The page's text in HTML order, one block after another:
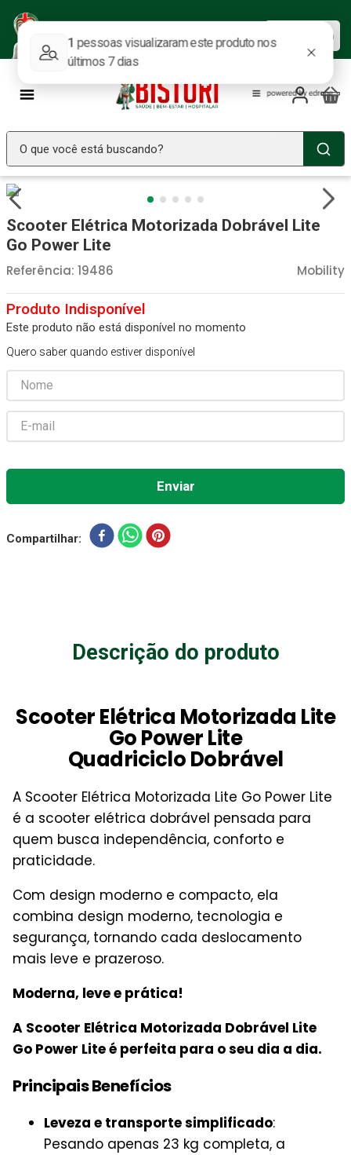
ofertas.
Baixar agora
O que você está buscando?
Scooter Elétrica Motorizada Dobrável Lite
Go Power Lite
Mobility
Referência: 19486
Este produto não está disponível no momento
Quero saber quando estiver disponível
Compartilhar
Descrição do produto
Scooter Elétrica Motorizada Lite
Go Power Lite
Quadriciclo Dobrável
A Scooter Elétrica Motorizada Lite Go Power Lite
é a scooter elétrica dobrável pensada para
quem busca independência, conforto e
praticidade.
Com design moderno e compacto, ela
combina design moderno, tecnologia e
segurança, tornando cada deslocamento
mais leve e prazeroso.
Moderna, leve e prática!
A Scooter Elétrica Motorizada Dobrável Lite
Go Power Lite é perfeita para o seu dia a dia.
Principais Benefícios
Leveza e transporte simplificado:
Pesando apenas 23 kg completa, a
2º Fralda Geriatrica
3º Luva Latex
4º Estetoscopio Littmann
5º Littmann
6 º Absorvente Geriatrico
Gaze Esteril
8º Aparelho Pressão
9º